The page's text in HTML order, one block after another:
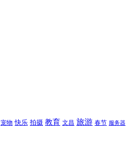
宠物 快乐 拍摄 教育 文昌 旅游 春节 服务器